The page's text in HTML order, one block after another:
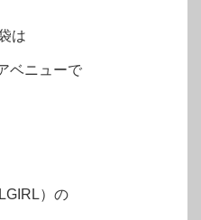
は
ベニューで
）の